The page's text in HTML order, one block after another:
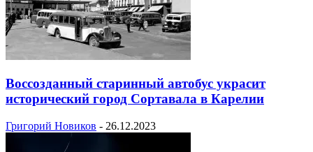
Воссозданный старинный автобус украсит
исторический город Сортавала в Карелии
Григорий Новиков - 26.12.2023